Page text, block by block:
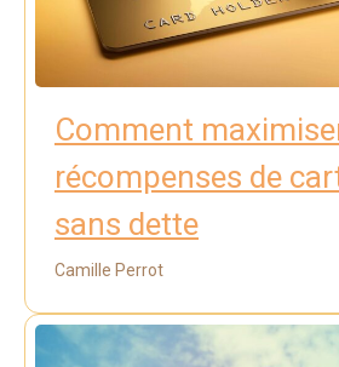
Comment
récompenses de
sans dette
Camille Perrot